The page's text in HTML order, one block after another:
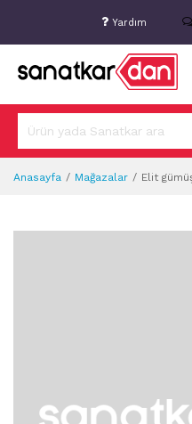
Yardım
Anasayfa Mağazalar Elit